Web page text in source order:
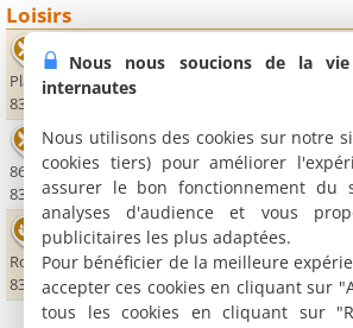
Loisirs
La Grotte
Place des Moulins
83720 Trans-en-Provence
Hostellerie Pennafort
8660 RD 25
83830 Callas
Les Domaines de Saint-Andréol
Route de Bagnols en Fôret
83920 La Motte
Nous nous soucions de la
internautes
Nous utilisons des cookies sur notre
cookies tiers) pour améliorer
assurer le bon fonctionnement du
analyses d'audience et vous
publicitaires les plus adaptées.
Pour bénéficier de la meilleure
accepter ces cookies en cliquant sur
tous les cookies en cliquant sur